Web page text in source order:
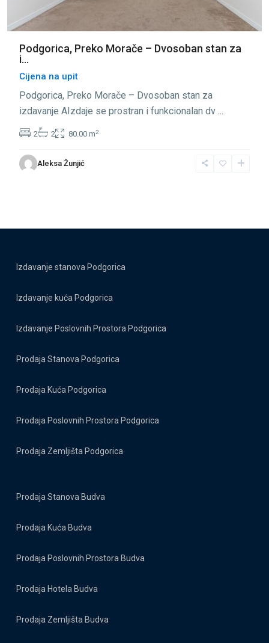
Podgorica, Preko Morače – Dvosoban stan za
i...
Cijena na upit
Podgorica, Preko Morače – Dvosoban stan za
izdavanje AIzdaje se prostran i funkcionalan dv ...
2 2 80.00 m2
Aleksa Žunjić
Izdavanje stanova Podgorica
Izdavanje kuća Podgorica
Izdavanje Poslovnih Prostora Podgorica
Prodaja Stanova Podgorica
Prodaja Kuća Podgorica
Prodaja Poslovnih Prostora Podgorica
Prodaja Zemljišta Podgorica
Prodaja Stanova Budva
Prodaja Kuća Budva
Prodaja Poslovnih Prostora Budva
Prodaja Hotela Budva
Prodaja Zemljišta Budva